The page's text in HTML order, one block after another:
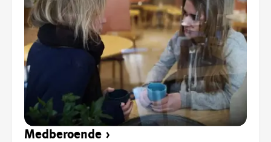
Medberoende ›